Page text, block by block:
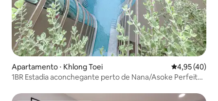
Apartamento ⋅ Khlong Toei 4,95 de uma
4,95 (40)
1BR Estadia aconchegante perto de Nana/Asoke Perfeito